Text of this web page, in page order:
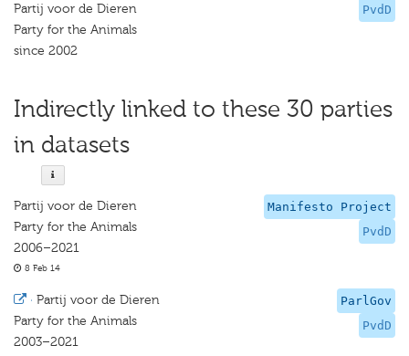
PvdD
Partij voor de Dieren
Party for the Animals
since 2002
Indirectly linked to these 30 parties
in datasets
Manifesto Project
PvdD
Partij voor de Dieren
Party for the Animals
2006–2021
8 Feb 14
ParlGov
PvdD
· Partij voor de Dieren
Party for the Animals
2003–2021